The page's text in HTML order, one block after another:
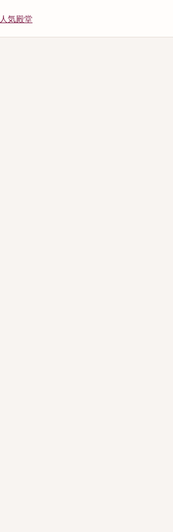
人気殿堂